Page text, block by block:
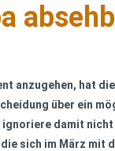
anzugehen, hat
über ein
ignoriere damit
sich im März mit